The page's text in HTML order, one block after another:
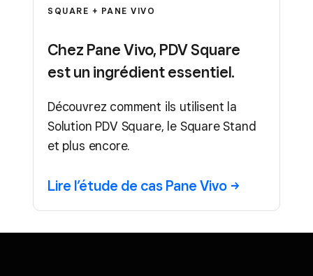
SQUARE + PANE VIVO
Chez Pane Vivo, PDV Square
est un ingrédient essentiel.
Découvrez comment ils utilisent la
Solution PDV Square, le Square Stand
et plus encore.
Lire l’étude de cas Pane Vivo